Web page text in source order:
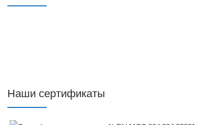
Наши сертификаты